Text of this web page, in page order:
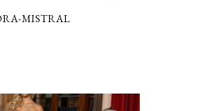
MISTRAL